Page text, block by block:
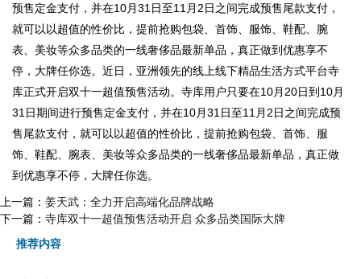
预售定金支付，并在10月31日至11月2日之间完成预售尾款支付，
就可以以超值的性价比，提前抢购包袋、首饰、服饰、鞋配、腕
表、美妆等众多品类的一线奢侈品最新单品，真正做到优惠享不
停，大牌任你选。近日，亚洲领先的线上线下精品生活方式平台寺
库正式开启双十一超值预售活动。寺库用户只要在10月20日到10月
31日期间进行预售定金支付，并在10月31日至11月2日之间完成预
售尾款支付，就可以以超值的性价比，提前抢购包袋、首饰、服
饰、鞋配、腕表、美妆等众多品类的一线奢侈品最新单品，真正做
到优惠享不停，大牌任你选。
上一篇： 姜天武：全力开启高端化品牌战略
下一篇： 寺库双十一超值预售活动开启 众多品类国际大牌
推荐内容